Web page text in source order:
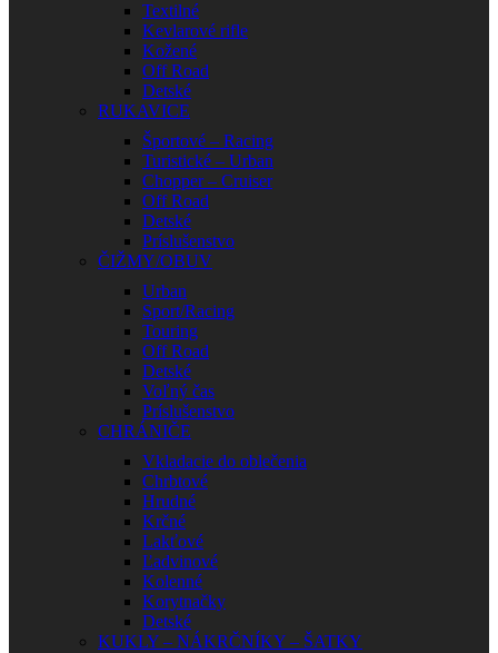
Textilné
Kevlarové rifle
Kožené
Off Road
Detské
RUKAVICE
Športové – Racing
Turistické – Urban
Chopper – Cruiser
Off Road
Detské
Príslušenstvo
ČIŽMY/OBUV
Urban
Sport/Racing
Touring
Off Road
Detské
Voľný čas
Príslušenstvo
CHRÁNIČE
Vkladacie do oblečenia
Chrbtové
Hrudné
Krčné
Lakťové
Ľadvinové
Kolenné
Korytnačky
Detské
KUKLY – NÁKRČNÍKY – ŠATKY